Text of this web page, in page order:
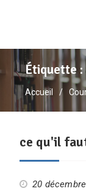
Étiquette :
Accueil
ce qu'il
20